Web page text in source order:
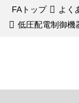
FAトップ よく
低圧配電制御機